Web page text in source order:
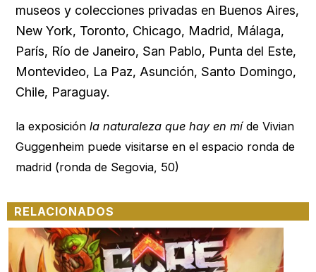
museos y colecciones privadas en Buenos Aires,
New York, Toronto, Chicago, Madrid, Málaga,
París, Río de Janeiro, San Pablo, Punta del Este,
Montevideo, La Paz, Asunción, Santo Domingo,
Chile, Paraguay.
la exposición la naturaleza que hay en míde Vivian
Guggenheim puede visitarse en el espacio ronda de
madrid (ronda de Segovia, 50)
RELACIONADOS